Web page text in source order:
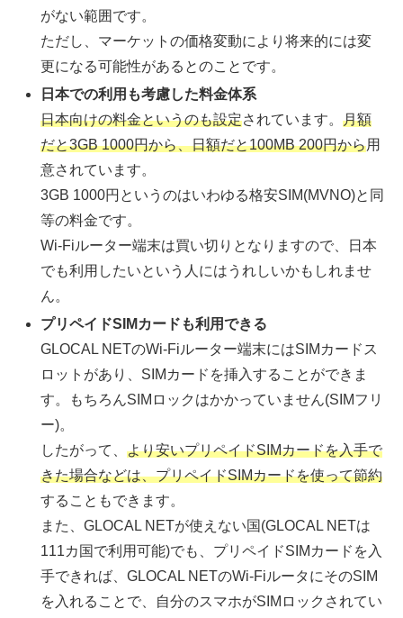
がない範囲です。
ただし、マーケットの価格変動により将来的には変
更になる可能性があるとのことです。
日本での利用も考慮した料金体系
日本向けの料金というのも設定されています。月額
だと3GB 1000円から、日額だと100MB 200円から用
意されています。
3GB 1000円というのはいわゆる格安SIM(MVNO)と同
等の料金です。
Wi-Fiルーター端末は買い切りとなりますので、日本
でも利用したいという人にはうれしいかもしれませ
ん。
プリペイドSIMカードも利用できる
GLOCAL NETのWi-Fiルーター端末にはSIMカードス
ロットがあり、SIMカードを挿入することができま
す。もちろんSIMロックはかかっていません(SIMフリ
ー)。
したがって、より安いプリペイドSIMカードを入手で
きた場合などは、プリペイドSIMカードを使って節約
することもできます。
また、GLOCAL NETが使えない国(GLOCAL NETは
111カ国で利用可能)でも、プリペイドSIMカードを入
手できれば、GLOCAL NETのWi-FiルータにそのSIM
を入れることで、自分のスマホがSIMロックされてい